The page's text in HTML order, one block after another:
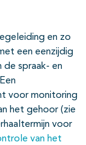
en zo
een eenzijdig
de spraak- en
voor monitoring
het gehoor (zie
voor
van het